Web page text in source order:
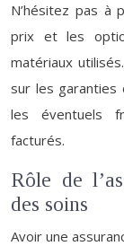
N’hésitez pas à
prix et les
matériaux
sur les
les éventuels
facturés.
Rôle de
des soins
Avoir une